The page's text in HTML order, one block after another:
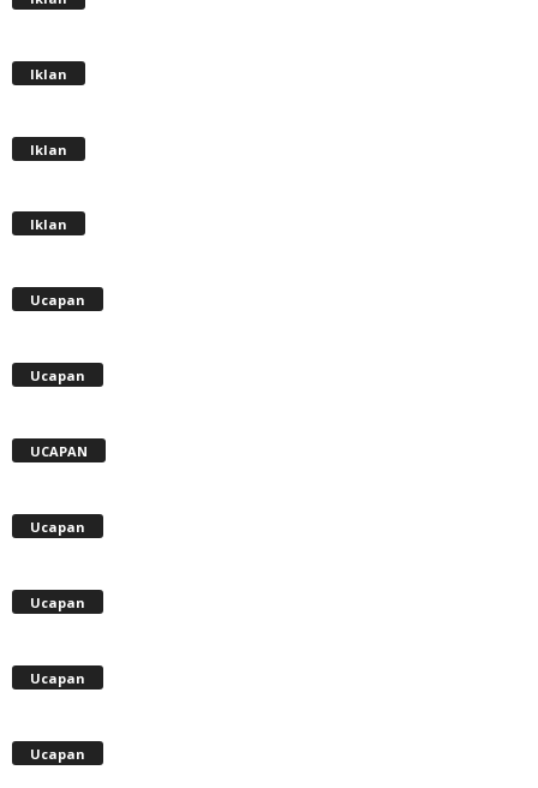
Iklan
Iklan
Iklan
Ucapan
Ucapan
UCAPAN
Ucapan
Ucapan
Ucapan
Ucapan